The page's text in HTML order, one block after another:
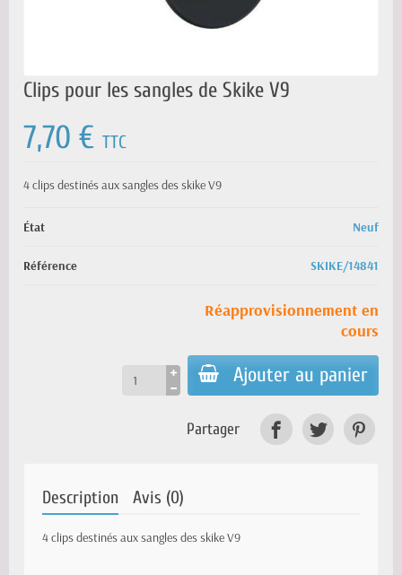
Clips pour les sangles de Skike V9
7,70 € TTC
4 clips destinés aux sangles des skike V9
État Neuf
Référence SKIKE/14841
Réapprovisionnement en
cours
Ajouter au panier
Partager
Description Avis (0)
4 clips destinés aux sangles des skike V9